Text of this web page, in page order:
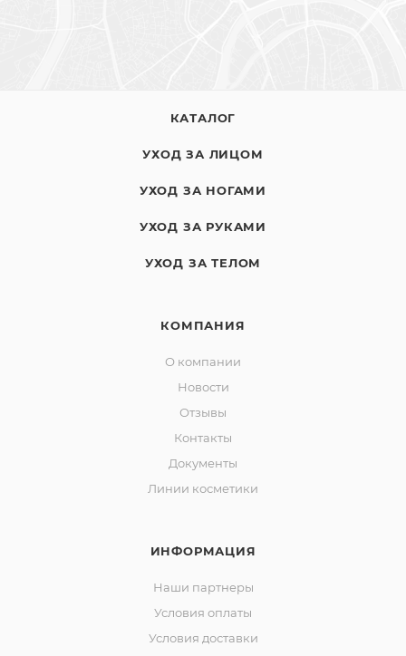
КАТАЛОГ
УХОД ЗА ЛИЦОМ
УХОД ЗА НОГАМИ
УХОД ЗА РУКАМИ
УХОД ЗА ТЕЛОМ
КОМПАНИЯ
О компании
Новости
Отзывы
Контакты
Документы
Линии косметики
ИНФОРМАЦИЯ
Наши партнеры
Условия оплаты
Условия доставки